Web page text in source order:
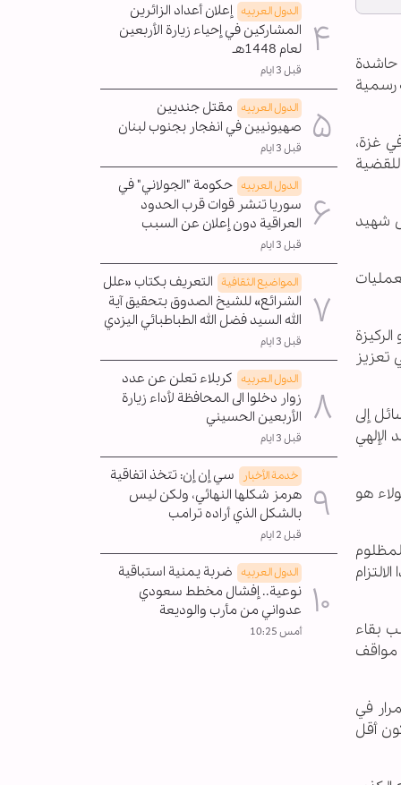
حاشدة
رسمية
غزة،
شهيد
تعزيز
إلى
الإلهي
هو
بقاء
مواقف
في
أقل
الدول العربیه إعلان أعداد الزائرين
المشاركين في إحياء زيارة الأربعين
لعام 1448هـ
قبل 3 ايام
الدول العربیه مقتل جنديين
صهيونيين في انفجار بجنوب لبنان
قبل 3 ايام
الدول العربیه حكومة "الجولاني" في
سوريا تنشر قوات قرب الحدود
العراقية دون إعلان عن السبب
قبل 3 ايام
المواضیع الثقافية التعريف بكتاب «علل
الشرائع» للشيخ الصدوق بتحقيق آية
الله السيد فضل الله الطباطبائي اليزدي
قبل 3 ايام
الدول العربیه كربلاء تعلن عن عدد
زوار دخلوا الى المحافظة لأداء زيارة
الأربعين الحسيني
قبل 3 ايام
خدمة الأخبار
سي إن إن: تتخذ اتفاقية
هرمز شكلها النهائي، ولكن ليس
بالشكل الذي أراده ترامب
قبل 2 ايام
الدول العربیه ضربة يمنية استباقية
نوعية.. إفشال مخطط سعودي
عدواني من مأرب والوديعة
أمس 10:25